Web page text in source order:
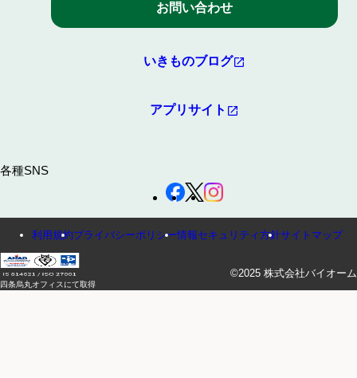
お問い合わせ
いきものブログ
アプリサイト
各種SNS
利用規約プライバシーポリシー情報セキュリティ方針サイトマップ
四条烏丸オフィスにて取得
©2025 株式会社バイオーム